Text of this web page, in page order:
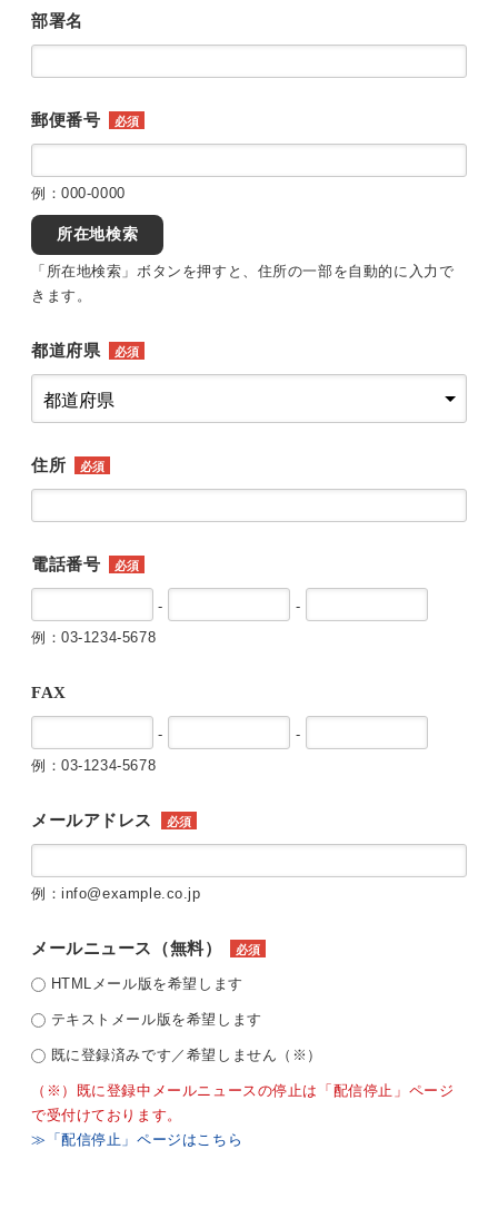
部署名
郵便番号 必須
例：000-0000
所在地検索
「所在地検索」ボタンを押すと、住所の一部を自動的に入力で
きます。
都道府県 必須
住所 必須
電話番号 必須
-
-
例：03-1234-5678
FAX
-
-
例：03-1234-5678
メールアドレス 必須
例：info@example.co.jp
メールニュース（無料） 必須
HTMLメール版を希望します
テキストメール版を希望します
既に登録済みです／希望しません（※）
（※）既に登録中メールニュースの停止は「配信停止」ページ
で受付けております。
≫「配信停止」ページはこちら